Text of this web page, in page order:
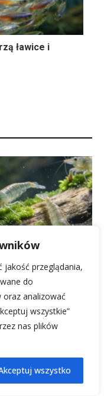
jakość przeglądania,
do
analizować
wszystkie”
nas plików
wszystko
ławice i
pomocnicy